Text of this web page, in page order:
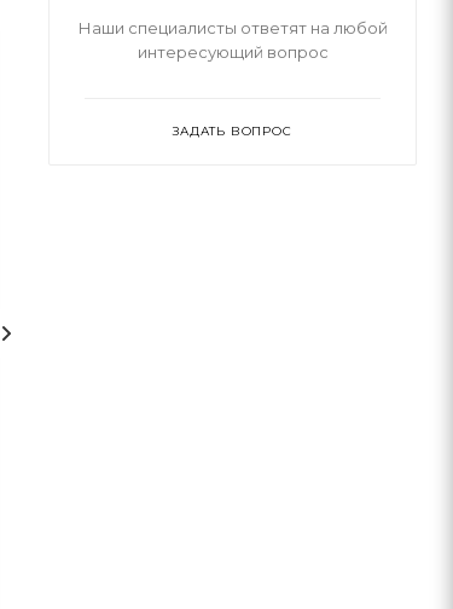
Наши специалисты ответят на любой
интересующий вопрос
ЗАДАТЬ ВОПРОС